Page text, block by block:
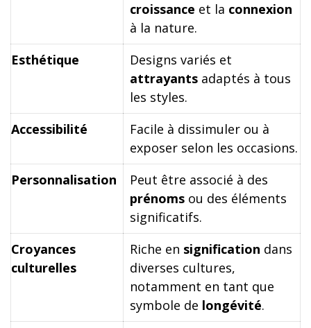
croissance et la connexion
à la nature.
Esthétique
Designs variés et
attrayants adaptés à tous
les styles.
Accessibilité
Facile à dissimuler ou à
exposer selon les occasions.
Personnalisation
Peut être associé à des
prénoms ou des éléments
significatifs.
Croyances
culturelles
Riche en signification dans
diverses cultures,
notamment en tant que
symbole de longévité.